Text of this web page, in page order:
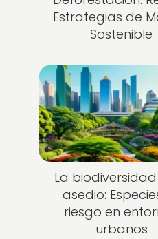
Estrategias de
Sostenible
La
asedio:
riesgo en
urbanos